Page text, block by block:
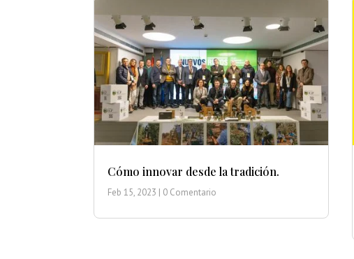
Cómo innovar desde la tradición.
Feb 15, 2023 | 0 Comentario